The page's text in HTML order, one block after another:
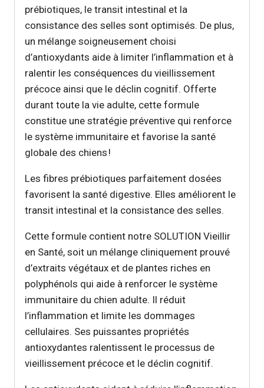
prébiotiques, le transit intestinal et la
consistance des selles sont optimisés. De plus,
un mélange soigneusement choisi
d’antioxydants aide à limiter l’inflammation et à
ralentir les conséquences du vieillissement
précoce ainsi que le déclin cognitif. Offerte
durant toute la vie adulte, cette formule
constitue une stratégie préventive qui renforce
le système immunitaire et favorise la santé
globale des chiens !
Les fibres prébiotiques parfaitement dosées
favorisent la santé digestive. Elles améliorent le
transit intestinal et la consistance des selles.
Cette formule contient notre SOLUTION Vieillir
en Santé, soit un mélange cliniquement prouvé
d’extraits végétaux et de plantes riches en
polyphénols qui aide à renforcer le système
immunitaire du chien adulte. Il réduit
l’inflammation et limite les dommages
cellulaires. Ses puissantes propriétés
antioxydantes ralentissent le processus de
vieillissement précoce et le déclin cognitif.